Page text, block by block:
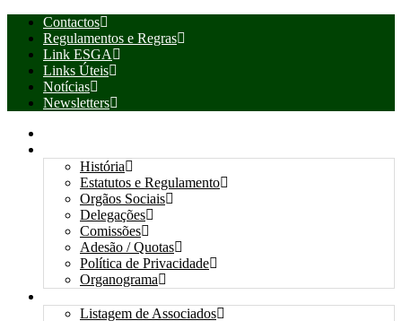
Contactos
Regulamentos e Regras
Link ESGA
Links Úteis
Notícias
Newsletters
História
Estatutos e Regulamento
Orgãos Sociais
Delegações
Comissões
Adesão / Quotas
Política de Privacidade
Organograma
Listagem de Associados